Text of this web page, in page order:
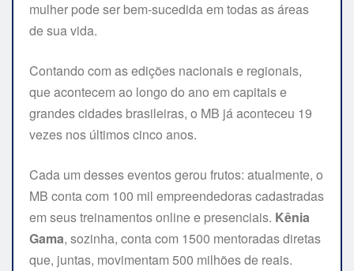
mulher pode ser bem-sucedida em todas as áreas
de sua vida.
Contando com as edições nacionais e regionais,
que acontecem ao longo do ano em capitais e
grandes cidades brasileiras, o MB já aconteceu 19
vezes nos últimos cinco anos.
Cada um desses eventos gerou frutos: atualmente, o
MB conta com 100 mil empreendedoras cadastradas
em seus treinamentos online e presenciais. Kênia
Gama, sozinha, conta com 1500 mentoradas diretas
que, juntas, movimentam 500 milhões de reais.